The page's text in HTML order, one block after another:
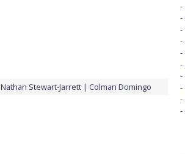
Nathan Stewart-Jarrett Colman Domingo